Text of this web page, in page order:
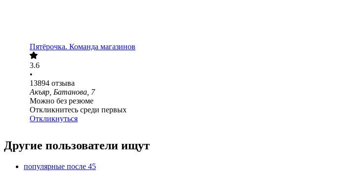
Пятёрочка. Команда магазинов
3.6
•
13894 отзыва
Акъяр, Батанова, 7
Можно без резюме
Откликнитесь среди первых
Откликнуться
Другие пользователи ищут
популярные после 45